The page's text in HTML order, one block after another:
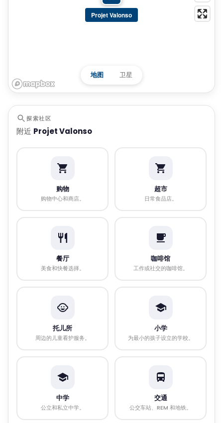
Projet Valonso
地图 卫星
探索社区
附近 Projet Valonso
购物
购物中心和商店。
超市
日常食品店。
餐厅
美食和快餐选择。
咖啡馆
工作或社交的咖啡馆。
托儿所
周边的儿童看护服务。
小学
为最小的孩子设立的学校。
中学
公立和私立中学。
交通
公交车站、REM 和地铁。